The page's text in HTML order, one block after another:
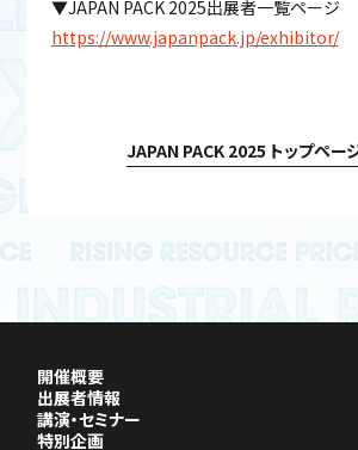
▼JAPAN PACK 2025出展者一覧ページ
https://www.japanpack.jp/exhibitor/
JAPAN PACK 2025 トップペー
開催概要
出展者情報
講演・セミナー
特別企画